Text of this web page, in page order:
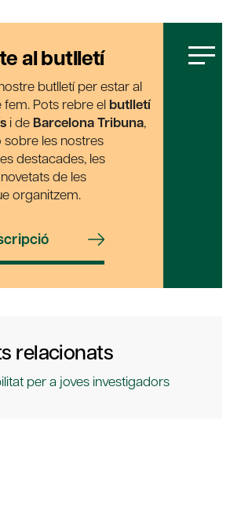
al butlletí
butlletí per estar al
Pots rebre el butlletí
i de Barcelona Tribuna,
les nostres
destacades, les
de les
organitzem.
relacionats
per a joves investigadors